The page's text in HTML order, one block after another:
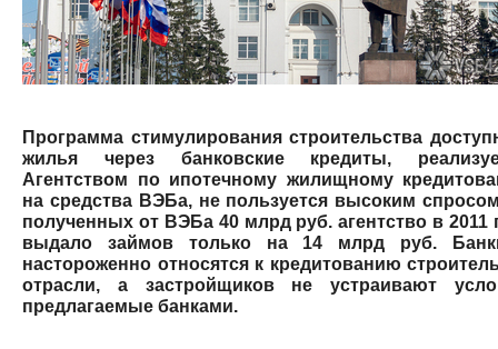
Программа стимулирования строительства
жилья через банковские кредиты,
Агентством по ипотечному жилищному
на средства ВЭБа, не пользуется высоким
полученных от ВЭБа 40 млрд руб. агентство в 2011
выдало займов только на 14 млрд руб.
настороженно относятся к кредитованию
отрасли, а застройщиков не устраивают
предлагаемые банками.